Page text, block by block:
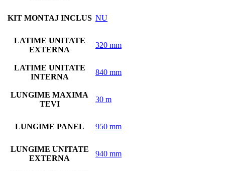
KIT MONTAJ INCLUS NU
LATIME UNITATE
EXTERNA
320 mm
LATIME UNITATE
INTERNA
840 mm
LUNGIME MAXIMA
TEVI
30 m
LUNGIME PANEL 950 mm
LUNGIME UNITATE
EXTERNA
940 mm